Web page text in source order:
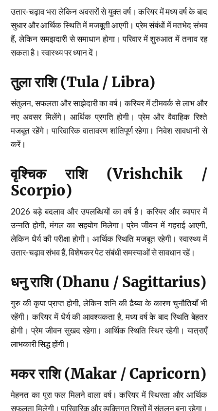
उतार-चढ़ाव भरा लेकिन अवसरों से युक्त वर्ष। करियर में मध्य वर्ष के बाद
सुधार और आर्थिक स्थिति में मजबूती आएगी। प्रेम संबंधों में मतभेद संभव
हैं, लेकिन समझदारी से समाधान होगा। परिवार में शुरुआत में तनाव रह
सकता है। स्वास्थ्य पर ध्यान दें।
तुला राशि (Tula / Libra)
संतुलन, सफलता और साझेदारी का वर्ष। करियर में टीमवर्क से लाभ और
नए अवसर मिलेंगे। आर्थिक प्रगति होगी। प्रेम और वैवाहिक रिश्ते
मजबूत रहेंगे। पारिवारिक वातावरण शांतिपूर्ण रहेगा। निवेश सावधानी से
करें।
वृश्चिक राशि (Vrishchik /
Scorpio)
2026 बड़े बदलाव और उपलब्धियों का वर्ष है। करियर और व्यापार में
उन्नति होगी, मंगल का सहयोग मिलेगा। प्रेम जीवन में गहराई आएगी,
लेकिन धैर्य की परीक्षा होगी। आर्थिक स्थिति मजबूत रहेगी। स्वास्थ्य में
उतार-चढ़ाव संभव हैं, विशेषकर पेट संबंधी समस्याओं से सावधान रहें।
धनु राशि (Dhanu / Sagittarius)
गुरु की कृपा प्राप्त होगी, लेकिन शनि की ढैय्या के कारण चुनौतियाँ भी
रहेंगी। करियर में धैर्य की आवश्यकता है, मध्य वर्ष के बाद स्थिति बेहतर
होगी। प्रेम जीवन सुखद रहेगा। आर्थिक स्थिति स्थिर रहेगी। यात्राएँ
लाभकारी सिद्ध होंगी।
मकर राशि (Makar / Capricorn)
मेहनत का पूरा फल मिलने वाला वर्ष। करियर में स्थिरता और आर्थिक
सफलता मिलेगी। पारिवारिक और व्यक्तिगत रिश्तों में संतुलन बना रहेगा।